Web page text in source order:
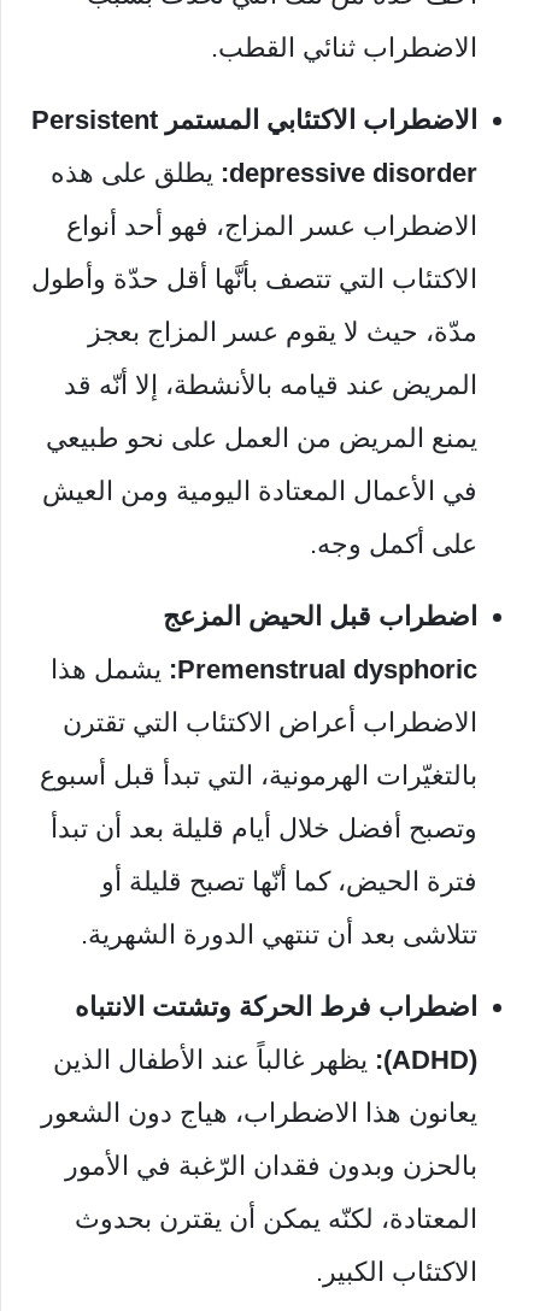
الاضطراب ثنائي القطب.
الاضطراب الاكتئابي المستمر Persistent
depressive disorder: يطلق على هذه
الاضطراب عسر المزاج، فهو أحد أنواع
الاكتئاب التي تتصف بأنَّها أقل حدّة وأطول
مدّة، حيث لا يقوم عسر المزاج بعجز
المريض عند قيامه بالأنشطة، إلا أنّه قد
يمنع المريض من العمل على نحو طبيعي
في الأعمال المعتادة اليومية ومن العيش
على أكمل وجه.
اضطراب قبل الحيض المزعج
Premenstrual dysphoric: يشمل هذا
الاضطراب أعراض الاكتئاب التي تقترن
بالتغيّرات الهرمونية، التي تبدأ قبل أسبوع
وتصبح أفضل خلال أيام قليلة بعد أن تبدأ
فترة الحيض، كما أنّها تصبح قليلة أو
تتلاشى بعد أن تنتهي الدورة الشهرية.
اضطراب فرط الحركة وتشتت الانتباه
(ADHD):
يظهر غالباً عند الأطفال الذين
يعانون هذا الاضطراب، هياج دون الشعور
بالحزن وبدون فقدان الرّغبة في الأمور
المعتادة، لكنّه يمكن أن يقترن بحدوث
الاكتئاب الكبير.